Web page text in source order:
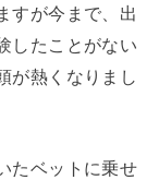
すが今まで、出
したことがない
が熱くなりまし
たベットに乗せ